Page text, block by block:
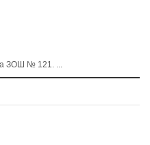
ЗОШ № 121. ...